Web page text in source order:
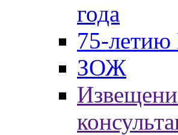
года
75-летию
ЗОЖ